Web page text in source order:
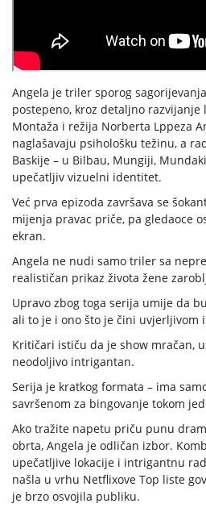
Angela je triler sporog
postepeno, kroz detaljno razvijanje
Montaža i režija Norberta Lppeza
naglašavaju psihološku težinu, a
Baskije – u Bilbau, Mungiji,
upečatljiv vizuelni identitet.
Već prva epizoda završava se
mijenja pravac priče, pa gledaoce
ekran.
Angela ne nudi samo triler sa
realističan prikaz života žene
Upravo zbog toga serija umije da
ali to je i ono što je čini uvjerljivom
Kritičari ističu da je show mračan,
neodoljivo intrigantan.
Serija je kratkog formata – ima
savršenom za bingovanje tokom
Ako tražite napetu priču punu
obrta, Angela je odličan izbor.
upečatljive lokacije i intrigantnu
našla u vrhu Netflixove Top liste
je brzo osvojila publiku.